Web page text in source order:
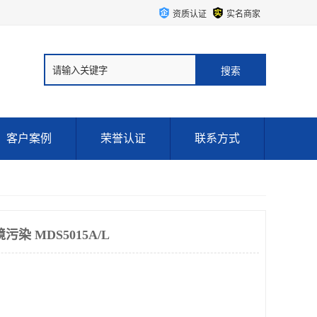
资质认证 实名商家
客户案例 荣誉认证 联系方式
污染 MDS5015A/L